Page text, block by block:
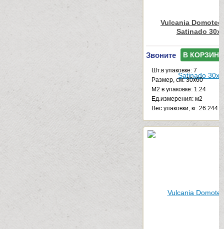
Vulcania Domotec
Satinado
Звоните В КОРЗИНУ
Шт.в упаковке: 7
Размер, см: 30x60
М2 в упаковке: 1.24
Ед.измерения: м2
Веc упаковки, кг: 26.244